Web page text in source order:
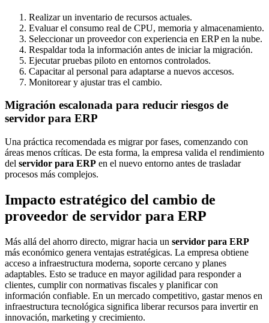
Realizar un inventario de recursos actuales.
Evaluar el consumo real de CPU, memoria y almacenamiento.
Seleccionar un proveedor con experiencia en ERP en la nube.
Respaldar toda la información antes de iniciar la migración.
Ejecutar pruebas piloto en entornos controlados.
Capacitar al personal para adaptarse a nuevos accesos.
Monitorear y ajustar tras el cambio.
Migración escalonada para reducir riesgos de
servidor para ERP
Una práctica recomendada es migrar por fases, comenzando con
áreas menos críticas. De esta forma, la empresa valida el rendimiento
del servidor para ERP en el nuevo entorno antes de trasladar
procesos más complejos.
Impacto estratégico del cambio de
proveedor de servidor para ERP
Más allá del ahorro directo, migrar hacia un servidor para ERP
más económico genera ventajas estratégicas. La empresa obtiene
acceso a infraestructura moderna, soporte cercano y planes
adaptables. Esto se traduce en mayor agilidad para responder a
clientes, cumplir con normativas fiscales y planificar con
información confiable. En un mercado competitivo, gastar menos en
infraestructura tecnológica significa liberar recursos para invertir en
innovación, marketing y crecimiento.